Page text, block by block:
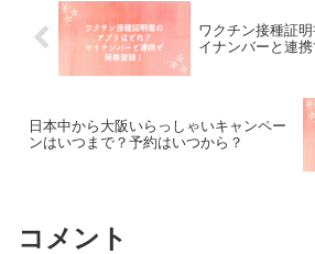
ワクチン接種証
イナンバーと連携
日本中から大阪いらっしゃいキャンペー
ンはいつまで？予約はいつから？
コメント